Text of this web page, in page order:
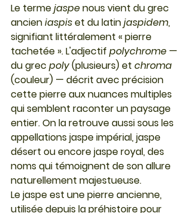
Le terme jaspe nous vient du grec
ancien iaspis et du latin jaspidem,
signifiant littéralement « pierre
tachetée ». L'adjectif polychrome —
du grec poly (plusieurs) et chroma
(couleur) — décrit avec précision
cette pierre aux nuances multiples
qui semblent raconter un paysage
entier. On la retrouve aussi sous les
appellations jaspe impérial, jaspe
désert ou encore jaspe royal, des
noms qui témoignent de son allure
naturellement majestueuse.
Le jaspe est une pierre ancienne,
utilisée depuis la préhistoire pour